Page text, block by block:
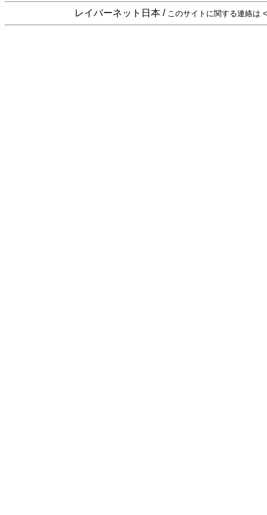
レイバーネット日本 / このサイトに関する連絡は